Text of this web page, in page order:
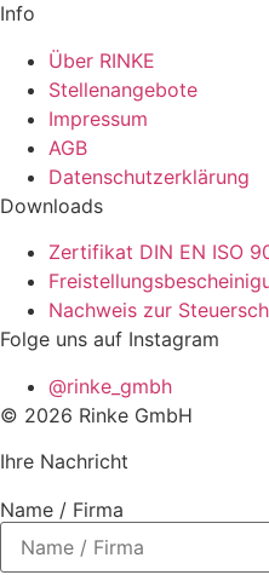
Info
Über RINKE
Stellenangebote
Impressum
AGB
Datenschutzerklärung
Downloads
Zertifikat DIN EN ISO
Nachweis zur
Folge uns auf Instagram
@rinke_gmbh
© 2026 Rinke GmbH
Ihre Nachricht
Name / Firma